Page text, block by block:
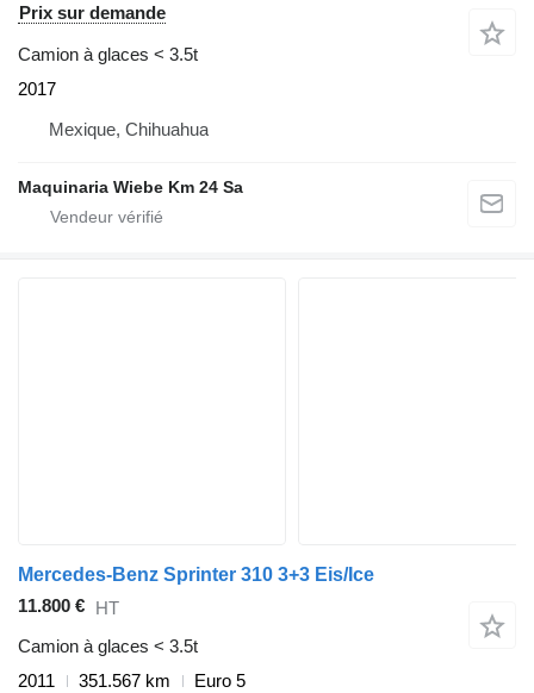
Prix sur demande
Camion à glaces < 3.5t
2017
Mexique, Chihuahua
Maquinaria Wiebe Km 24 Sa
Mercedes-Benz Sprinter 310 3+3 Eis/Ice
11.800 € HT
Camion à glaces < 3.5t
2011
351.567 km
Euro 5